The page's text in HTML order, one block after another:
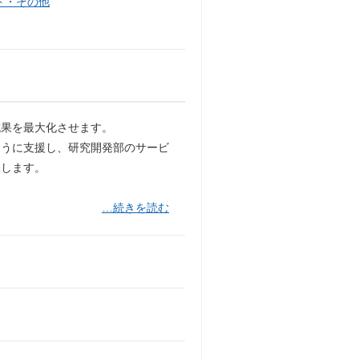
を最大化させます。
に支援し、研究開発部のサービ
ます。
…続きを読む